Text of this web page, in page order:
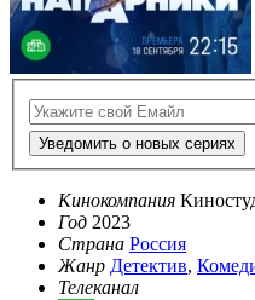
Уведомить о новых сериях
Кинокомпания
Год 2023
Страна Россия
Жанр Детектив,
Телеканал